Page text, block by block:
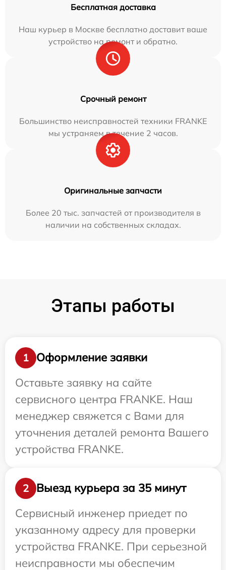
Бесплатная доставка
Наш курьер в Москве бесплатно доставит ваше
устройство на ремонт и обратно.
Срочный ремонт
Большинство неисправностей техники FRANKE
мы устраняем в течение 2 часов.
Оригинальные запчасти
Более 20 тыс. запчастей от производителя в
наличии на собственных складах.
Этапы работы
1
Оформление заявки
Оставьте заявку на сайте
сервисного центра FRANKE. Наш
менеджер свяжется с Вами для
уточнения деталей ремонта Вашего
устройства FRANKE.
2
Выезд курьера за 35 минут
Сервисный инженер приедет по
указанному адресу для проверки
устройства FRANKE. При серьезной
неисправности мы обеспечим